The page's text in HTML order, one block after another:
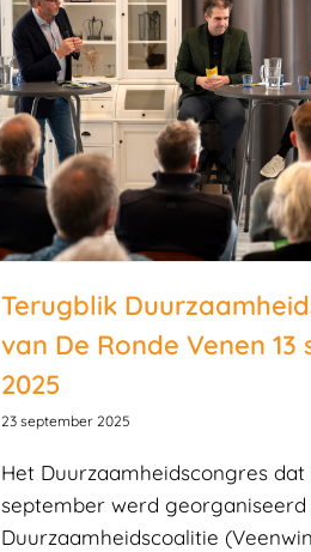
Terugblik
van De Ronde Venen
2025
23 september 2025
Het Duurzaamheidscongres dat
september werd georganiseerd
Duurzaamheidscoalitie